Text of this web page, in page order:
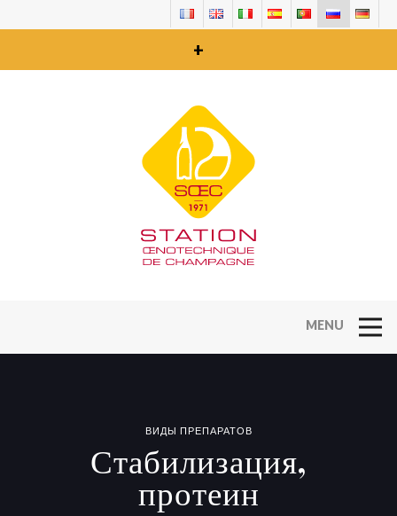
+
ВИДЫ ПРЕПАРАТОВ
Стабилизация,
протеин